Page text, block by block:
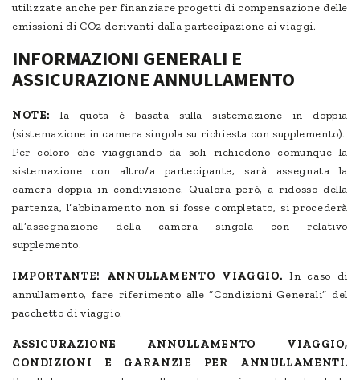
utilizzate anche per finanziare progetti di compensazione delle
emissioni di CO2 derivanti dalla partecipazione ai viaggi.
INFORMAZIONI GENERALI E
ASSICURAZIONE ANNULLAMENTO
NOTE:
la quota è basata sulla sistemazione in doppia
(sistemazione in camera singola su richiesta con supplemento).
Per coloro che viaggiando da soli richiedono comunque la
sistemazione con altro/a partecipante, sarà assegnata la
camera doppia in condivisione. Qualora però, a ridosso della
partenza, l’abbinamento non si fosse completato, si procederà
all’assegnazione della camera singola con relativo
supplemento.
IMPORTANTE! ANNULLAMENTO VIAGGIO. In caso di
annullamento, fare riferimento alle “Condizioni Generali” del
pacchetto di viaggio.
ASSICURAZIONE ANNULLAMENTO VIAGGIO,
CONDIZIONI E GARANZIE PER ANNULLAMENTI.